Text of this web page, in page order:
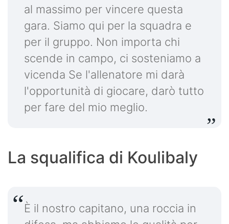
al massimo per vincere questa
gara. Siamo qui per la squadra e
per il gruppo. Non importa chi
scende in campo, ci sosteniamo a
vicenda Se l'allenatore mi darà
l'opportunità di giocare, darò tutto
per fare del mio meglio.
La squalifica di Koulibaly
È il nostro capitano, una roccia in